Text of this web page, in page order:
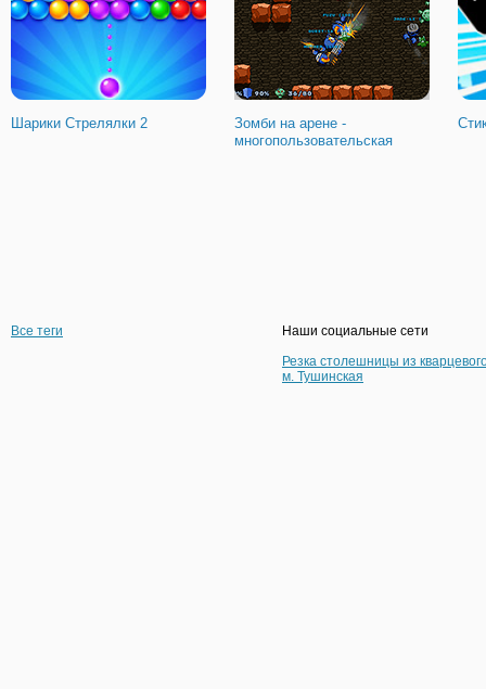
Шарики Стрелялки 2
Зомби на арене -
многопользовательская
Все теги
Наши социальные сети
Резка столешницы из
м. Тушинская